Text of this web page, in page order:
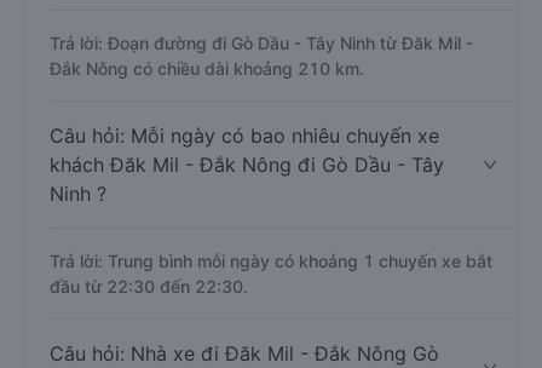
Trả lời: Đoạn đường đi Gò Dầu - Tây Ninh từ Đăk Mil -
Đắk Nông có chiều dài khoảng 210 km.
Câu hỏi: Mỗi ngày có bao nhiêu chuyến xe
khách Đăk Mil - Đắk Nông đi Gò Dầu - Tây
Ninh ?
Trả lời: Trung bình mỗi ngày có khoảng 1 chuyến xe bắt
đầu từ 22:30 đến 22:30.
Câu hỏi: Nhà xe đi Đăk Mil - Đắk Nông Gò